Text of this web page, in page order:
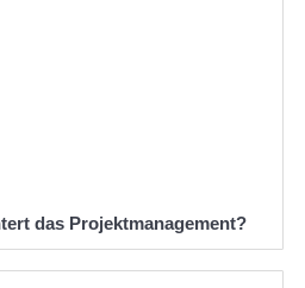
das Projektmanagement?